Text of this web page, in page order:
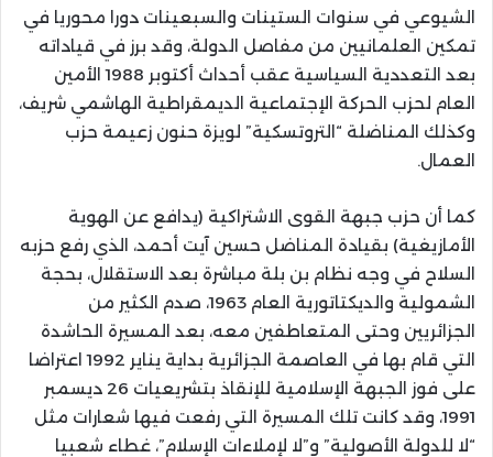
الشيوعي في سنوات الستينات والسبعينات دورا محوريا في
تمكين العلمانيين من مفاصل الدولة، وقد برز في قياداته
بعد التعددية السياسية عقب أحداث أكتوبر 1988 الأمين
العام لحزب الحركة الإجتماعية الديمقراطية الهاشمي شريف،
وكذلك المناضلة “التروتسكية” لويزة حنون زعيمة حزب
العمال.
كما أن حزب جبهة القوى الاشتراكية (يدافع عن الهوية
الأمازيغية) بقيادة المناضل حسين آيت أحمد، الذي رفع حزبه
السلاح في وجه نظام بن بلة مباشرة بعد الاستقلال، بحجة
الشمولية والديكتاتورية العام 1963، صدم الكثير من
الجزائريين وحتى المتعاطفين معه، بعد المسيرة الحاشدة
التي قام بها في العاصمة الجزائرية بداية يناير 1992 اعتراضا
على فوز الجبهة الإسلامية للإنقاذ بتشريعيات 26 ديسمبر
1991، وقد كانت تلك المسيرة التي رفعت فيها شعارات مثل
“لا للدولة الأصولية” و”لا لإملاءات الإسلام”، غطاء شعبيا